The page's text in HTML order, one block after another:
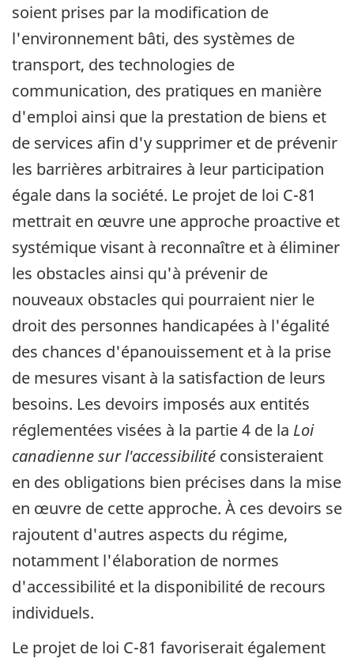
soient prises par la modification de
l'environnement bâti, des systèmes de
transport, des technologies de
communication, des pratiques en manière
d'emploi ainsi que la prestation de biens et
de services afin d'y supprimer et de prévenir
les barrières arbitraires à leur participation
égale dans la société. Le projet de loi C-81
mettrait en œuvre une approche proactive et
systémique visant à reconnaître et à éliminer
les obstacles ainsi qu'à prévenir de
nouveaux obstacles qui pourraient nier le
droit des personnes handicapées à l'égalité
des chances d'épanouissement et à la prise
de mesures visant à la satisfaction de leurs
besoins. Les devoirs imposés aux entités
réglementées visées à la partie 4 de la Loi
canadienne sur l'accessibilité consisteraient
en des obligations bien précises dans la mise
en œuvre de cette approche. À ces devoirs se
rajoutent d'autres aspects du régime,
notamment l'élaboration de normes
d'accessibilité et la disponibilité de recours
individuels.
Le projet de loi C-81 favoriserait également